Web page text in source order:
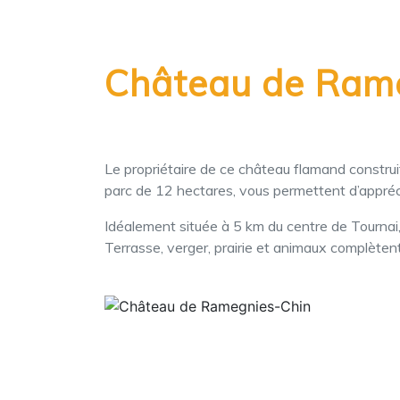
Château de
Le propriétaire de ce château flamand
parc de 12 hectares, vous permettent
Idéalement située à 5 km du centre de
Terrasse, verger, prairie et animaux